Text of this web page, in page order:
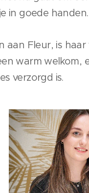
in goede handen.
Fleur, is haar
warm welkom,
verzorgd is.